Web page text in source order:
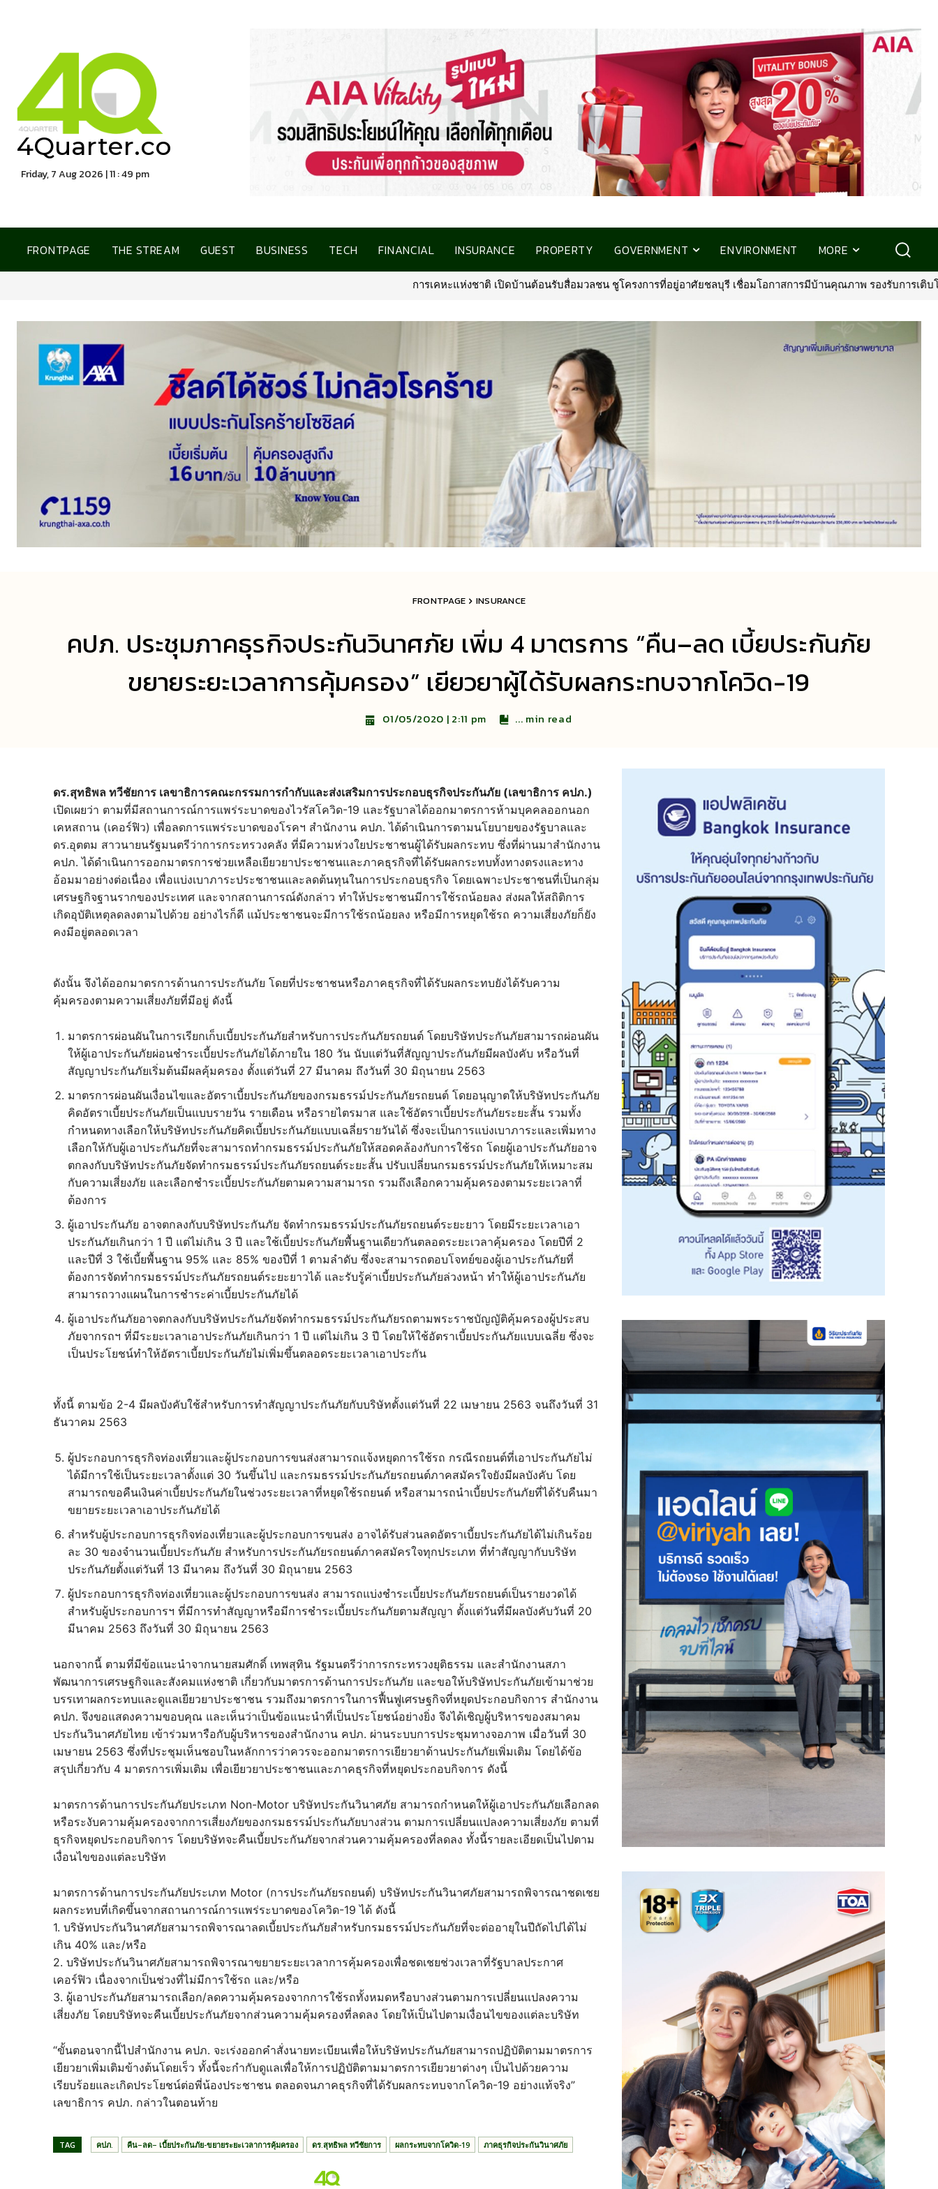
4Quarter.co
Friday, 7 Aug 2026 | 11 : 49 pm
FRONTPAGE THE STREAM GUEST BUSINESS TECH FINANCIAL INSURANCE PROPERTY GOVERNMENT ENVIRONMENT MORE
การเคหะแห่งชาติ เปิดบ้านต้อนรับสื่อมวลชน ชูโครงการที่อยู่อาศัยชลบุรี เชื่อมโอกาสการมีบ้านคุณภาพ รองรับการเติบโตพื้นที่ EEC•พรูเด็นเชียล ประเทศ
FRONTPAGE INSURANCE
คปภ. ประชุมภาคธุรกิจประกันวินาศภัย เพิ่ม 4 มาตรการ “คืน–ลด เบี้ยประกันภัย
ขยายระยะเวลาการคุ้มครอง” เยียวยาผู้ได้รับผลกระทบจากโควิด-19
01/05/2020 | 2:11 pm ... min read
ดร.สุทธิพล ทวีชัยการ เลขาธิการคณะกรรมการกำกับและส่งเสริมการประกอบธุรกิจประกันภัย (เลขาธิการ คปภ.)
เปิดเผยว่า ตามที่มีสถานการณ์การแพร่ระบาดของไวรัสโควิด-19 และรัฐบาลได้ออกมาตรการห้ามบุคคลออกนอก
เคหสถาน (เคอร์ฟิว) เพื่อลดการแพร่ระบาดของโรคฯ สำนักงาน คปภ. ได้ดำเนินการตามนโยบายของรัฐบาลและ
ดร.อุตตม สาวนายนรัฐมนตรีว่าการกระทรวงคลัง ที่มีความห่วงใยประชาชนผู้ได้รับผลกระทบ ซึ่งที่ผ่านมาสำนักงาน
คปภ. ได้ดำเนินการออกมาตรการช่วยเหลือเยียวยาประชาชนและภาคธุรกิจที่ได้รับผลกระทบทั้งทางตรงและทาง
อ้อมมาอย่างต่อเนื่อง เพื่อแบ่งเบาภาระประชาชนและลดต้นทุนในการประกอบธุรกิจ โดยเฉพาะประชาชนที่เป็นกลุ่ม
เศรษฐกิจฐานรากของประเทศ และจากสถานการณ์ดังกล่าว ทำให้ประชาชนมีการใช้รถน้อยลง ส่งผลให้สถิติการ
เกิดอุบัติเหตุลดลงตามไปด้วย อย่างไรก็ดี แม้ประชาชนจะมีการใช้รถน้อยลง หรือมีการหยุดใช้รถ ความเสี่ยงภัยก็ยัง
คงมีอยู่ตลอดเวลา
ดังนั้น จึงได้ออกมาตรการด้านการประกันภัย โดยที่ประชาชนหรือภาคธุรกิจที่ได้รับผลกระทบยังได้รับความ
คุ้มครองตามความเสี่ยงภัยที่มีอยู่ ดังนี้
มาตรการผ่อนผันในการเรียกเก็บเบี้ยประกันภัยสำหรับการประกันภัยรถยนต์ โดยบริษัทประกันภัยสามารถผ่อนผัน
ให้ผู้เอาประกันภัยผ่อนชำระเบี้ยประกันภัยได้ภายใน 180 วัน นับแต่วันที่สัญญาประกันภัยมีผลบังคับ หรือวันที่
สัญญาประกันภัยเริ่มต้นมีผลคุ้มครอง ตั้งแต่วันที่ 27 มีนาคม ถึงวันที่ 30 มิถุนายน 2563
มาตรการผ่อนผันเงื่อนไขและอัตราเบี้ยประกันภัยของกรมธรรม์ประกันภัยรถยนต์ โดยอนุญาตให้บริษัทประกันภัย
คิดอัตราเบี้ยประกันภัยเป็นแบบรายวัน รายเดือน หรือรายไตรมาส และใช้อัตราเบี้ยประกันภัยระยะสั้น รวมทั้ง
กำหนดทางเลือกให้บริษัทประกันภัยคิดเบี้ยประกันภัยแบบเฉลี่ยรายวันได้ ซึ่งจะเป็นการแบ่งเบาภาระและเพิ่มทาง
เลือกให้กับผู้เอาประกันภัยที่จะสามารถทำกรมธรรม์ประกันภัยให้สอดคล้องกับการใช้รถ โดยผู้เอาประกันภัยอาจ
ตกลงกับบริษัทประกันภัยจัดทำกรมธรรม์ประกันภัยรถยนต์ระยะสั้น ปรับเปลี่ยนกรมธรรม์ประกันภัยให้เหมาะสม
กับความเสี่ยงภัย และเลือกชำระเบี้ยประกันภัยตามความสามารถ รวมถึงเลือกความคุ้มครองตามระยะเวลาที่
ต้องการ
ผู้เอาประกันภัย อาจตกลงกับบริษัทประกันภัย จัดทำกรมธรรม์ประกันภัยรถยนต์ระยะยาว โดยมีระยะเวลาเอา
ประกันภัยเกินกว่า 1 ปี แต่ไม่เกิน 3 ปี และใช้เบี้ยประกันภัยพื้นฐานเดียวกันตลอดระยะเวลาคุ้มครอง โดยปีที่ 2
และปีที่ 3 ใช้เบี้ยพื้นฐาน 95% และ 85% ของปีที่ 1 ตามลำดับ ซึ่งจะสามารถตอบโจทย์ของผู้เอาประกันภัยที่
ต้องการจัดทำกรมธรรม์ประกันภัยรถยนต์ระยะยาวได้ และรับรู้ค่าเบี้ยประกันภัยล่วงหน้า ทำให้ผู้เอาประกันภัย
สามารถวางแผนในการชำระค่าเบี้ยประกันภัยได้
ผู้เอาประกันภัยอาจตกลงกับบริษัทประกันภัยจัดทำกรมธรรม์ประกันภัยรถตามพระราชบัญญัติคุ้มครองผู้ประสบ
ภัยจากรถฯ ที่มีระยะเวลาเอาประกันภัยเกินกว่า 1 ปี แต่ไม่เกิน 3 ปี โดยให้ใช้อัตราเบี้ยประกันภัยแบบเฉลี่ย ซึ่งจะ
เป็นประโยชน์ทำให้อัตราเบี้ยประกันภัยไม่เพิ่มขึ้นตลอดระยะเวลาเอาประกัน
ทั้งนี้ ตามข้อ 2-4 มีผลบังคับใช้สำหรับการทำสัญญาประกันภัยกับบริษัทตั้งแต่วันที่ 22 เมษายน 2563 จนถึงวันที่ 31
ธันวาคม 2563
ผู้ประกอบการธุรกิจท่องเที่ยวและผู้ประกอบการขนส่งสามารถแจ้งหยุดการใช้รถ กรณีรถยนต์ที่เอาประกันภัยไม่
ได้มีการใช้เป็นระยะเวลาตั้งแต่ 30 วันขึ้นไป และกรมธรรม์ประกันภัยรถยนต์ภาคสมัครใจยังมีผลบังคับ โดย
สามารถขอคืนเงินค่าเบี้ยประกันภัยในช่วงระยะเวลาที่หยุดใช้รถยนต์ หรือสามารถนำเบี้ยประกันภัยที่ได้รับคืนมา
ขยายระยะเวลาเอาประกันภัยได้
สำหรับผู้ประกอบการธุรกิจท่องเที่ยวและผู้ประกอบการขนส่ง อาจได้รับส่วนลดอัตราเบี้ยประกันภัยได้ไม่เกินร้อย
ละ 30 ของจำนวนเบี้ยประกันภัย สำหรับการประกันภัยรถยนต์ภาคสมัครใจทุกประเภท ที่ทำสัญญากับบริษัท
ประกันภัยตั้งแต่วันที่ 13 มีนาคม ถึงวันที่ 30 มิถุนายน 2563
ผู้ประกอบการธุรกิจท่องเที่ยวและผู้ประกอบการขนส่ง สามารถแบ่งชำระเบี้ยประกันภัยรถยนต์เป็นรายงวดได้
สำหรับผู้ประกอบการฯ ที่มีการทำสัญญาหรือมีการชำระเบี้ยประกันภัยตามสัญญา ตั้งแต่วันที่มีผลบังคับวันที่ 20
มีนาคม 2563 ถึงวันที่ 30 มิถุนายน 2563
นอกจากนี้ ตามที่มีข้อแนะนำจากนายสมศักดิ์ เทพสุทิน รัฐมนตรีว่าการกระทรวงยุติธรรม และสำนักงานสภา
พัฒนาการเศรษฐกิจและสังคมแห่งชาติ เกี่ยวกับมาตรการด้านการประกันภัย และขอให้บริษัทประกันภัยเข้ามาช่วย
บรรเทาผลกระทบและดูแลเยียวยาประชาชน รวมถึงมาตรการในการฟื้นฟูเศรษฐกิจที่หยุดประกอบกิจการ สำนักงาน
คปภ. จึงขอแสดงความขอบคุณ และเห็นว่าเป็นข้อแนะนำที่เป็นประโยชน์อย่างยิ่ง จึงได้เชิญผู้บริหารของสมาคม
ประกันวินาศภัยไทย เข้าร่วมหารือกับผู้บริหารของสำนักงาน คปภ. ผ่านระบบการประชุมทางจอภาพ เมื่อวันที่ 30
เมษายน 2563 ซึ่งที่ประชุมเห็นชอบในหลักการว่าควรจะออกมาตรการเยียวยาด้านประกันภัยเพิ่มเติม โดยได้ข้อ
สรุปเกี่ยวกับ 4 มาตรการเพิ่มเติม เพื่อเยียวยาประชาชนและภาคธุรกิจที่หยุดประกอบกิจการ ดังนี้
มาตรการด้านการประกันภัยประเภท Non-Motor บริษัทประกันวินาศภัย สามารถกำหนดให้ผู้เอาประกันภัยเลือกลด
หรือระงับความคุ้มครองจากการเสี่ยงภัยของกรมธรรม์ประกันภัยบางส่วน ตามการเปลี่ยนแปลงความเสี่ยงภัย ตามที่
ธุรกิจหยุดประกอบกิจการ โดยบริษัทจะคืนเบี้ยประกันภัยจากส่วนความคุ้มครองที่ลดลง ทั้งนี้รายละเอียดเป็นไปตาม
เงื่อนไขของแต่ละบริษัท
มาตรการด้านการประกันภัยประเภท Motor (การประกันภัยรถยนต์) บริษัทประกันวินาศภัยสามารถพิจารณาชดเชย
ผลกระทบที่เกิดขึ้นจากสถานการณ์การแพร่ระบาดของโควิด-19 ได้ ดังนี้
1. บริษัทประกันวินาศภัยสามารถพิจารณาลดเบี้ยประกันภัยสำหรับกรมธรรม์ประกันภัยที่จะต่ออายุในปีถัดไปได้ไม่
เกิน 40% และ/หรือ
2. บริษัทประกันวินาศภัยสามารถพิจารณาขยายระยะเวลาการคุ้มครองเพื่อชดเชยช่วงเวลาที่รัฐบาลประกาศ
เคอร์ฟิว เนื่องจากเป็นช่วงที่ไม่มีการใช้รถ และ/หรือ
3. ผู้เอาประกันภัยสามารถเลือก/ลดความคุ้มครองจากการใช้รถทั้งหมดหรือบางส่วนตามการเปลี่ยนแปลงความ
เสี่ยงภัย โดยบริษัทจะคืนเบี้ยประกันภัยจากส่วนความคุ้มครองที่ลดลง โดยให้เป็นไปตามเงื่อนไขของแต่ละบริษัท
“ขั้นตอนจากนี้ไปสำนักงาน คปภ. จะเร่งออกคำสั่งนายทะเบียนเพื่อให้บริษัทประกันภัยสามารถปฏิบัติตามมาตรการ
เยียวยาเพิ่มเติมข้างต้นโดยเร็ว ทั้งนี้จะกำกับดูแลเพื่อให้การปฏิบัติตามมาตรการเยียวยาต่างๆ เป็นไปด้วยความ
เรียบร้อยและเกิดประโยชน์ต่อพี่น้องประชาชน ตลอดจนภาคธุรกิจที่ได้รับผลกระทบจากโควิด-19 อย่างแท้จริง”
เลขาธิการ คปภ. กล่าวในตอนท้าย
TAG คปภ. คืน–ลด– เบี้ยประกันภัย-ขยายระยะเวลาการคุ้มครอง ดร.สุทธิพล ทวีชัยการ ผลกระทบจากโควิด-19 ภาคธุรกิจประกันวินาศภัย